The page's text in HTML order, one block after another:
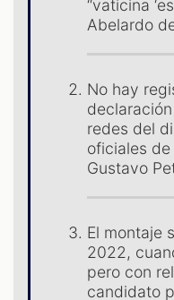
“vaticina
Abelardo
No hay
redes del
oficiales
Gustavo
El montaje
2022,
pero con
candidato